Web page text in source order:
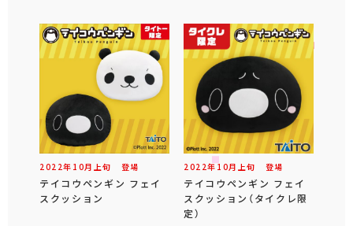
2022年 10月 上旬 登場
テイコウペンギン フェイ
スクッション
2022年10月 上旬 登場
テイコウペンギン フェイ
スクッション（タイクレ限
定）